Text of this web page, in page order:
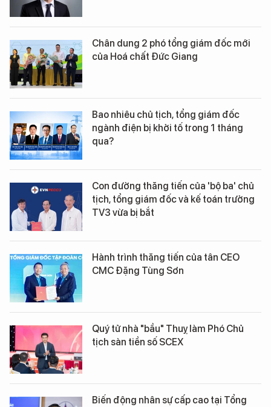
Chân dung 2 phó tổng giám đốc mới
của Hoá chất Đức Giang
Bao nhiêu chủ tịch, tổng giám đốc
ngành điện bị khởi tố trong 1 tháng
qua?
Con đường thăng tiến của 'bộ ba' chủ
tịch, tổng giám đốc và kế toán trưởng
TV3 vừa bị bắt
Hành trình thăng tiến của tân CEO
CMC Đặng Tùng Sơn
Quý tử nhà "bầu" Thuỵ làm Phó Chủ
tịch sàn tiền số SCEX
Biến động nhân sự cấp cao tại Tổng